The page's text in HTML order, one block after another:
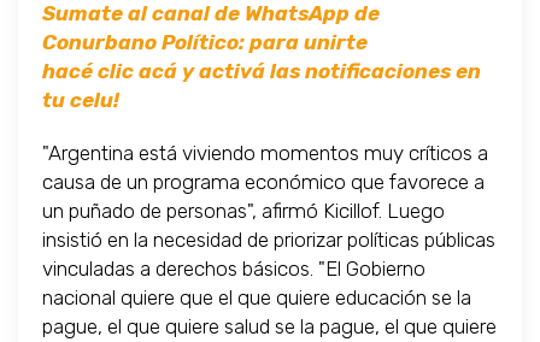
Sumate al canal de WhatsApp de
Conurbano Político: para unirte
hacé clic acá y activá las notificaciones en
tu celu!
"Argentina está viviendo momentos muy críticos a
causa de un programa económico que favorece a
un puñado de personas", afirmó Kicillof. Luego
insistió en la necesidad de priorizar políticas públicas
vinculadas a derechos básicos. "El Gobierno
nacional quiere que el que quiere educación se la
pague, el que quiere salud se la pague, el que quiere